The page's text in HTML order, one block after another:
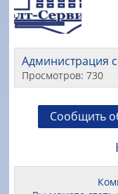
Администрация
Просмотров: 730
Сообщить